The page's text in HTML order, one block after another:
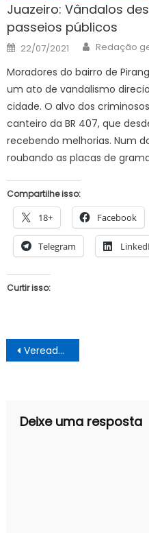
Juazeiro: Vândalos
passeios públicos
Posted
on
22/07/2021 Author
Redação
Moradores do bairro de
um ato de vandalismo
cidade. O alvo dos
canteiro da BR 407, que
recebendo melhorias. Num
roubando as placas de
Compartilhe isso:
18+ Facebook
Telegram
Curtir isso:
Navegação
de
Vereador de Petrolina propõe a criação de visitas virtuais para pacientes da Covid na cidade
Deixe uma resposta